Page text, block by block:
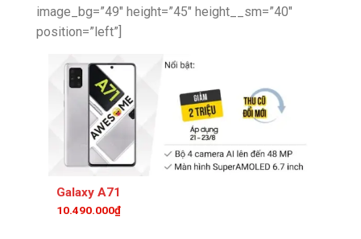
image_bg=”49″ height=”45″ height__sm=”40″
position=”left”]
Galaxy A71
10.490.000₫